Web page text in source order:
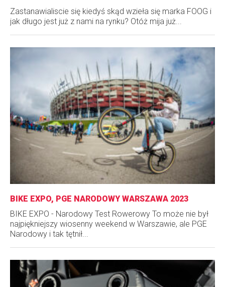
Zastanawialiscie się kiedyś skąd wzieła się marka FOOG i
jak długo jest już z nami na rynku? Otóż mija już...
BIKE EXPO, PGE NARODOWY WARSZAWA 2023
BIKE EXPO - Narodowy Test Rowerowy To może nie był
najpiękniejszy wiosenny weekend w Warszawie, ale PGE
Narodowy i tak tętnił...